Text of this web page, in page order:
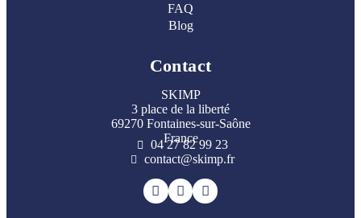
FAQ
Blog
Contact
SKIMP
3 place de la liberté
69270 Fontaines-sur-Saône
France
04 27 82 99 23
contact@skimp.fr